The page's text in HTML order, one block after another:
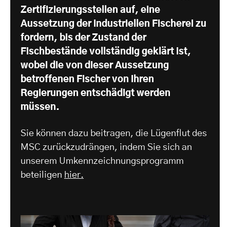
Zertifizierungsstellen auf, eine
Aussetzung der industriellen Fischerei zu
fordern, bis der Zustand der
Fischbestände vollständig geklärt ist,
wobei die von dieser Aussetzung
betroffenen Fischer von ihren
Regierungen entschädigt werden
müssen.
Sie können dazu beitragen, die Lügenflut des
MSC zurückzudrängen, indem Sie sich an
unserem Umkennzeichnungsprogramm
beteiligen hier.